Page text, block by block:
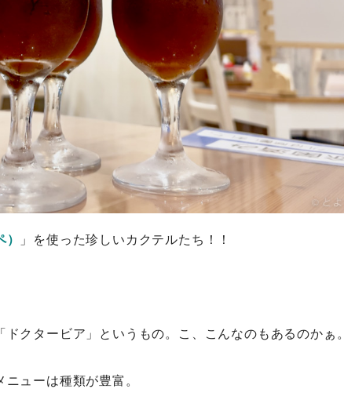
」を使った珍しいカクテルたち！！
ドクタービア」というもの。こ、こんなのもあるのかぁ。
ューは種類が豊富。